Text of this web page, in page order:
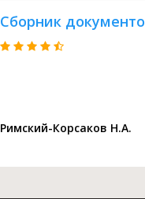
Сборник
Римский-Корсаков Н.А.